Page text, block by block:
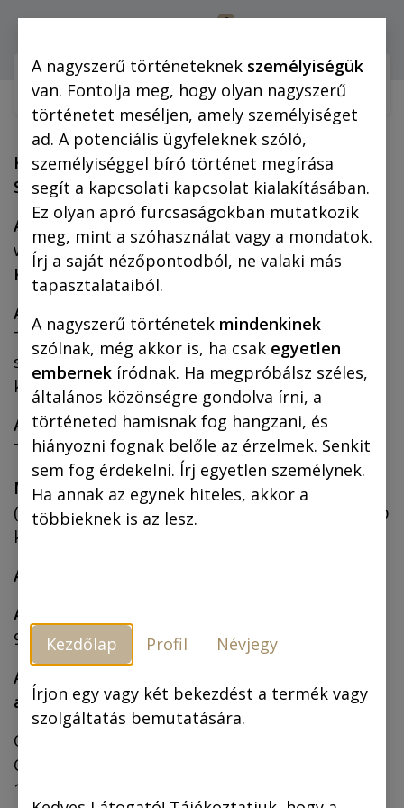
0
Webshop (mobilra)
KÉPES KIADÓ WEBSHOP – ÁLTALÁNOS
SZOLGÁLTATÁSI FELTÉTELEK
A szolgáltató: a Képes Kiadó Webshopot (URL:
www.kepeskiado.hu) aCasparus Kiadó
Kft.(továbbiakban: szolgáltató) üzemelteti.
A szolgáltató székhelye:
2083 Solymár,
Terstyánszky utca 89. (A megrendelt termékek
személyes átvételére csak előzetes egyeztetést
követően van lehetőség!)
A szolgáltató telephelye:2083 Solymár,
Terstyánszky utca 89.
Mobiltelefonos elérhetőség:30/966-1364
(könyvkiadás ügyében) és 20/995-9071 (webshop
kapcsán, hétfőtől péntekig 10-15 óráig)
A szolgáltató adószáma:
A szolgáltató cégjegyzékszáma:
947073
A szolgáltató webtárhely-szolgáltatójának
adatai:
Odoo S.A. - Data Protection
Chaussée de Namur, 40
1367 Grand Rosière
A nagyszerű történeteknek személyiségük
van. Fontolja meg, hogy olyan nagyszerű
történetet meséljen, amely személyiséget
ad. A potenciális ügyfeleknek szóló,
személyiséggel bíró történet megírása
segít a kapcsolati kapcsolat kialakításában.
Ez olyan apró furcsaságokban mutatkozik
meg, mint a szóhasználat vagy a mondatok.
Írj a saját nézőpontodból, ne valaki más
tapasztalataiból.
A nagyszerű történetek mindenkinek
szólnak, még akkor is, ha csak egyetlen
embernek íródnak. Ha megpróbálsz széles,
általános közönségre gondolva írni, a
történeted hamisnak fog hangzani, és
hiányozni fognak belőle az érzelmek. Senkit
sem fog érdekelni. Írj egyetlen személynek.
Ha annak az egynek hiteles, akkor a
többieknek is az lesz.
Kezdőlap Profil Névjegy
Írjon egy vagy két bekezdést a termék vagy
szolgáltatás bemutatására.